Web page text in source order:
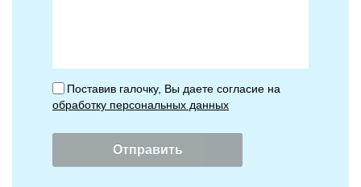
Поставив галочку, Вы даете согласие на
обработку персональных данных